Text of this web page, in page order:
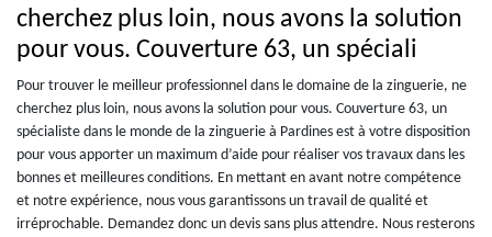
cherchez plus loin, nous avons la solution
pour vous. Couverture 63, un spéciali
Pour trouver le meilleur professionnel dans le domaine de la zinguerie, ne
cherchez plus loin, nous avons la solution pour vous. Couverture 63, un
spécialiste dans le monde de la zinguerie à Pardines est à votre disposition
pour vous apporter un maximum d’aide pour réaliser vos travaux dans les
bonnes et meilleures conditions. En mettant en avant notre compétence
et notre expérience, nous vous garantissons un travail de qualité et
irréprochable. Demandez donc un devis sans plus attendre. Nous resterons